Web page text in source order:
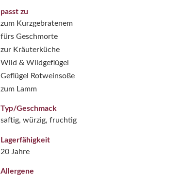
passt zu
zum Kurzgebratenem
fürs Geschmorte
zur Kräuterküche
Wild & Wildgeflügel
Geflügel Rotweinsoße
zum Lamm
Typ/Geschmack
saftig, würzig, fruchtig
Lagerfähigkeit
20 Jahre
Allergene